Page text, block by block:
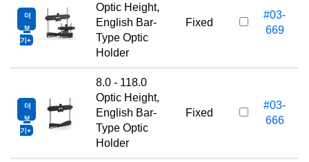
더
보
기
Optic Height,
English Bar-
Type Optic
Holder
Fixed
#03-
669
더
보
기
8.0 - 118.0
Optic Height,
English Bar-
Type Optic
Holder
Fixed
#03-
666